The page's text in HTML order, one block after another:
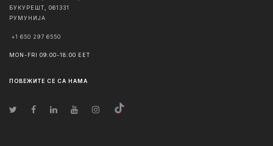
БУКУРЕШТ
061331
РУМУНИЈА
+1 650 297 6550
MON-FRI 09:00-18:00 EET
ПОВЕЖИТЕ СЕ СА НАМА